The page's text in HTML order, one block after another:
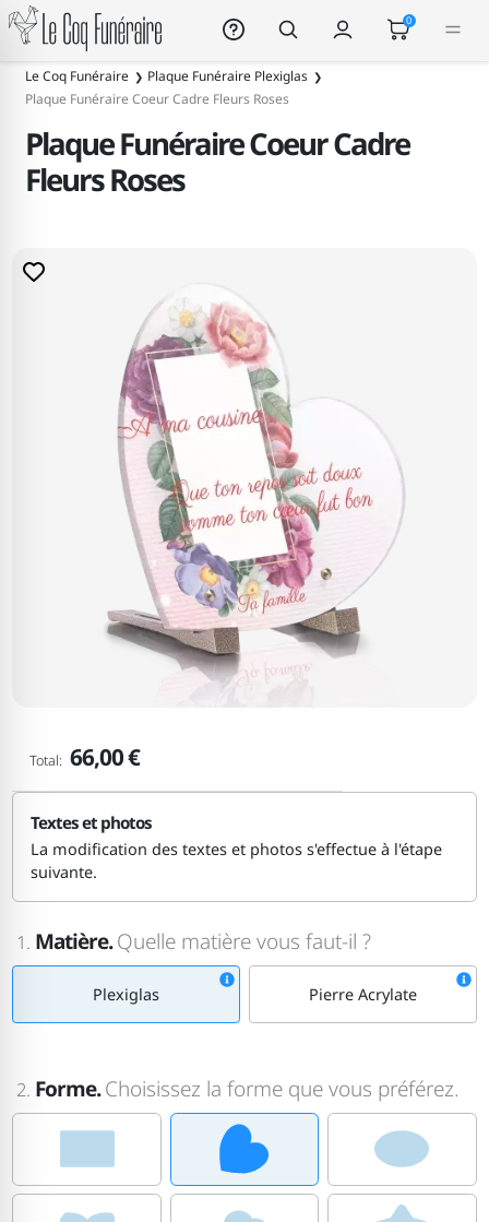
Le Coq Funéraire 0
Le Coq Funéraire
Plaque Funéraire Plexiglas
Plaque Funéraire Coeur Cadre Fleurs Roses
Plaque Funéraire Coeur Cadre
Fleurs Roses
Total: 66,00 €
Textes et photos
La modification des textes et photos s'effectue à l'étape
suivante.
1. Matière.Quelle matière vous faut-il ?
Plexiglas Pierre Acrylate
2. Forme.Choisissez la forme que vous préférez.